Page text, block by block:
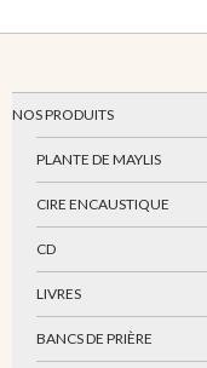
NOS PRODUITS
PLANTE DE MAYLIS
CIRE ENCAUSTIQUE
CD
LIVRES
BANCS DE PRIÈRE